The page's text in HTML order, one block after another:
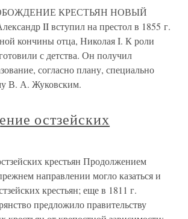
КРЕСТЬЯН НОВЫЙ
II вступил на престол в 1855 г.
кончины отца, Николая I. К роли
с детства. Он получил
согласно плану, специально
В. А. Жуковским.
остзейских
крестьян Продолжением
направлении могло казаться и
крестьян; еще в 1811 г.
предложило правительству